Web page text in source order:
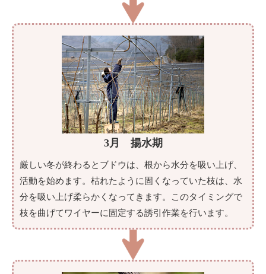
3月 揚水期
厳しい冬が終わるとブドウは、根から水分を吸い上げ、
活動を始めます。枯れたように固くなっていた枝は、水
分を吸い上げ柔らかくなってきます。このタイミングで
枝を曲げてワイヤーに固定する誘引作業を行います。